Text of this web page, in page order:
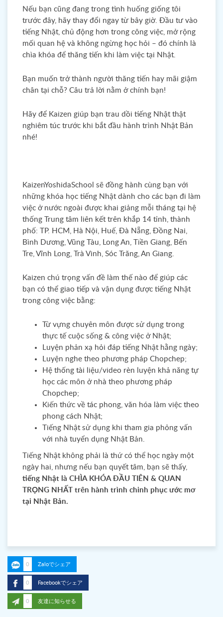
Nếu bạn cũng đang trong tình huống giống tôi
trước đây, hãy thay đổi ngay từ bây giờ. Đầu tư vào
tiếng Nhật, chủ động hơn trong công việc, mở rộng
mối quan hệ và không ngừng học hỏi – đó chính là
chìa khóa để thăng tiến khi làm việc tại Nhật.
Bạn muốn trở thành người thăng tiến hay mãi giậm
chân tại chỗ? Câu trả lời nằm ở chính bạn!
Hãy để Kaizen giúp bạn trau dồi tiếng Nhật thật
nghiêm túc trước khi bắt đầu hành trình Nhật Bản
nhé!
KaizenYoshidaSchool sẽ đồng hành cùng bạn với
những khóa học tiếng Nhật dành cho các bạn đi làm
việc ở nước ngoài được khai giảng mỗi tháng tại hệ
thống Trung tâm liên kết trên khắp 14 tỉnh, thành
phố: TP. HCM, Hà Nội, Huế, Đà Nẵng, Đồng Nai,
Bình Dương, Vũng Tàu, Long An, Tiền Giang, Bến
Tre, Vĩnh Long, Trà Vinh, Sóc Trăng, An Giang.
Kaizen chú trọng vấn đề làm thế nào để giúp các
bạn có thể giao tiếp và vận dụng được tiếng Nhật
trong công việc bằng:
Từ vựng chuyên môn được sử dụng trong
thực tế cuộc sống & công việc ở Nhật;
Luyện phản xạ hỏi đáp tiếng Nhật hằng ngày;
Luyện nghe theo phương pháp Chopchep;
Hệ thống tài liệu/video rèn luyện khả năng tự
học các môn ở nhà theo phương pháp
Chopchep;
Kiến thức về tác phong, văn hóa làm việc theo
phong cách Nhật;
Tiếng Nhật sử dụng khi tham gia phỏng vấn
với nhà tuyển dụng Nhật Bản.
Tiếng Nhật không phải là thứ có thể học ngày một
ngày hai, nhưng nếu bạn quyết tâm, bạn sẽ thấy,
tiếng Nhật là CHÌA KHÓA ĐẦU TIÊN & QUAN
TRỌNG NHẤT trên hành trình chinh phục ước mơ
tại Nhật Bản.
0 Zaloでシェア
0 Facebookでシェア
0 友達に知らせる